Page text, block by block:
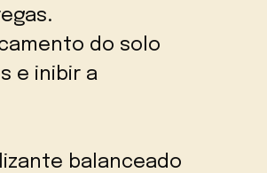
do solo
e inibir a
balanceado